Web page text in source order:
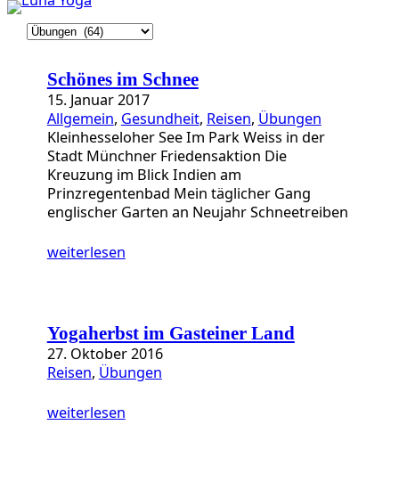
K
Schönes im Schnee
15. Januar 2017
Allgemein, Gesundheit, Reisen, Übungen
Kleinhesseloher See Im Park Weiss in der
Stadt Münchner Friedensaktion Die
Kreuzung im Blick Indien am
Prinzregentenbad Mein täglicher Gang
englischer Garten an Neujahr Schneetreiben
weiterlesen
Yogaherbst im Gasteiner Land
27. Oktober 2016
Reisen, Übungen
weiterlesen